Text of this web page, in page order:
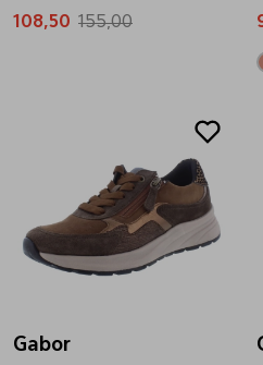
108,50 155,00
Gabor